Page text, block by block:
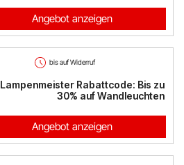
Angebot anzeigen
bis auf Widerruf
Lampenmeister Rabattcode: Bis zu
30% auf Wandleuchten
Angebot anzeigen